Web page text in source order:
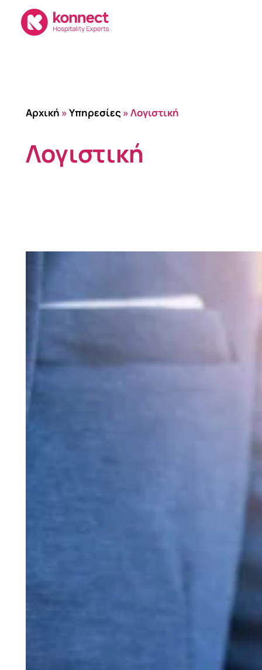
Αρχική »Υπηρεσίες »Λογιστική
Λογιστική